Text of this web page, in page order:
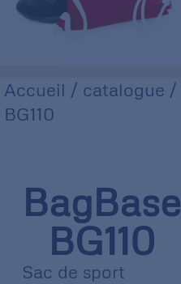
Accueil / catalogue /
BG110
BagBase
BG110
Sac de sport